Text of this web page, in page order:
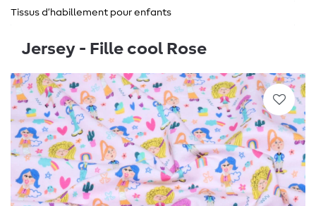
Tissus d’habillement pour enfants
Jersey - Fille cool Rose